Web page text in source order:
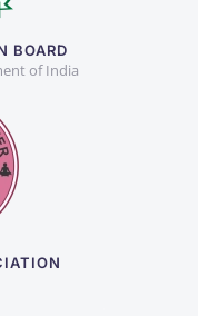
BOARD
of India